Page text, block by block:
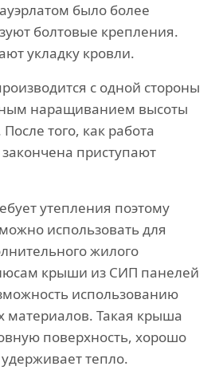
было более
болтовые крепления.
укладку кровли.
с одной стороны
наращиванием высоты
того, как работа
приступают
утепления поэтому
использовать для
жилого
крыши из СИП панелей
использованию
материалов. Такая крыша
поверхность, хорошо
тепло.